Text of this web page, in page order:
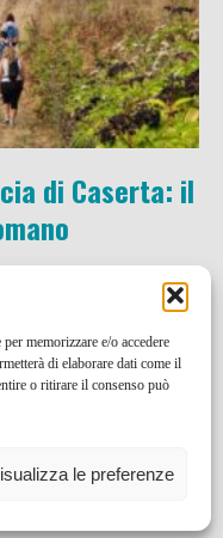
memorizzare e/o accedere
di elaborare dati come il
o ritirare il consenso può
le preferenze
di Caserta: il
Bike